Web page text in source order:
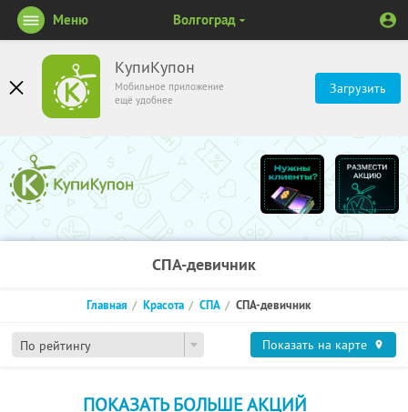
КупиКупон
Мобильное приложение
ещё удобнее
Загрузить
Меню Волгоград
СПА-девичник
По рейтингу
Главная Красота СПА СПА-девичник
Показать на карте
ПОКАЗАТЬ БОЛЬШЕ АКЦИЙ